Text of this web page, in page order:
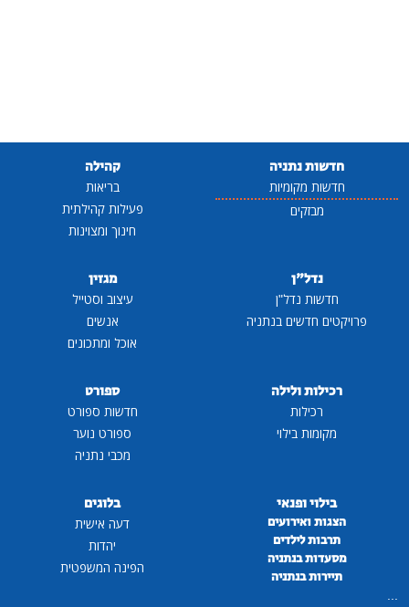
חדשות נתניה
חדשות מקומיות
מבזקים
קהילה
בריאות
פעילות קהילתית
חינוך ומצוינות
נדל"ן
חדשות נדל"ן
פרויקטים חדשים בנתניה
מגזין
עיצוב וסטייל
אנשים
אוכל ומתכונים
רכילות ולילה
רכילות
מקומות בילוי
ספורט
חדשות ספורט
ספורט נוער
מכבי נתניה
בילוי ופנאי
הצגות ואירועים
תרבות לילדים
מסעדות בנתניה
תיירות בנתניה
...
בלוגים
דעה אישית
יהדות
הפינה המשפטית